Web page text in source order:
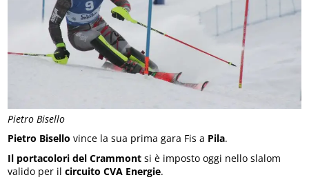
Pietro Bisello
Pietro Bisello vince la sua prima gara Fis a Pila.
Il portacolori del Crammont si è imposto oggi nello slalom
valido per ilcircuito CVA Energie.